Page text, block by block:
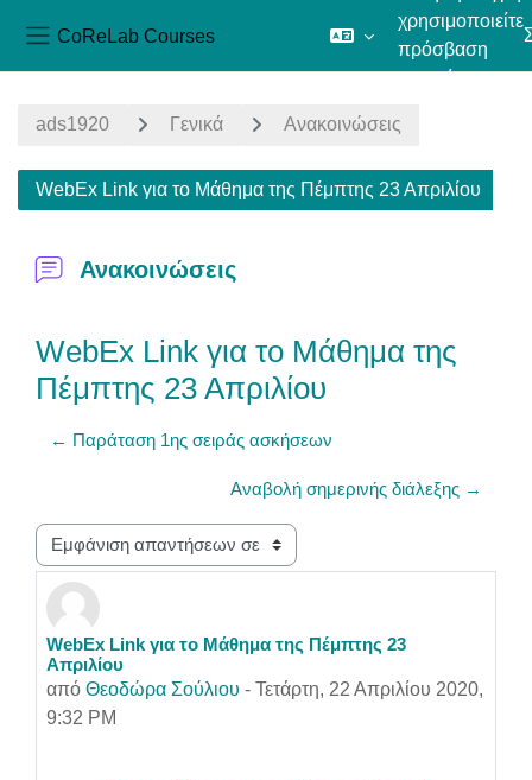
CoReLab Courses
χρησιμοποιείτε
πρόσβαση
επισκέπτη
ads1920 Γενικά Ανακοινώσεις
WebEx Link για το Μάθημα της Πέμπτης 23 Απριλίου
Ανακοινώσεις
WebEx Link για το Μάθημα της
Πέμπτης 23 Απριλίου
← Παράταση 1ης σειράς ασκήσεων
Αναβολή σημερινής διάλεξης →
Λειτουργία εμφάνισης
WebEx Link για το Μάθημα της Πέμπτης 23
Απριλίου
από Θεοδώρα Σούλιου - Τετάρτη, 22 Απριλίου 2020,
9:32 PM
Αριθμός απαντήσεων: 0